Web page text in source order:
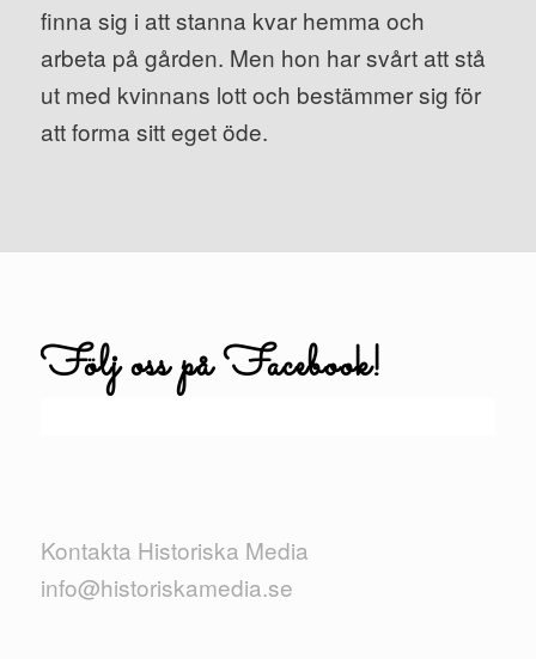
finna sig i att stanna kvar hemma och
arbeta på gården. Men hon har svårt att stå
ut med kvinnans lott och bestämmer sig för
att forma sitt eget öde.
Följ oss på Facebook!
Kontakta Historiska Media
info@historiskamedia.se